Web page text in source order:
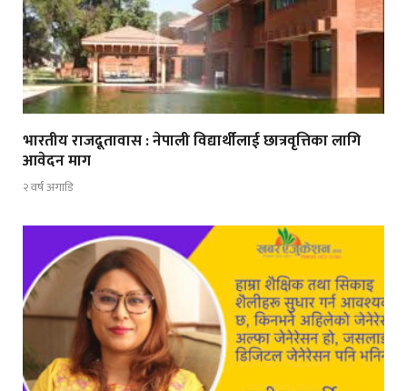
भारतीय राजदूतावास : नेपाली विद्यार्थीलाई छात्रवृत्तिका लागि
आवेदन माग
२ वर्ष अगाडि